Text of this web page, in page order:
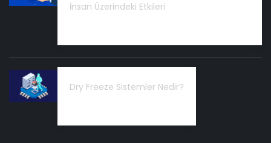
İnsan Üzerindeki Etkileri
Dry Freeze Sistemler Nedir?